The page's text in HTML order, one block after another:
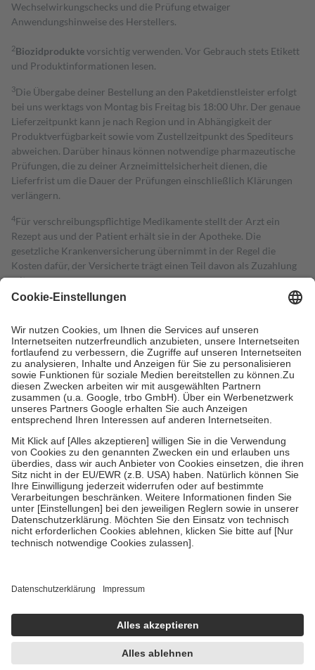
Wechselwirkungschecks und die Prüfung etwaiger
Anwendungshinweise des Herstellers.
2Biozidproduktevorsichtig verwenden. Vor Gebrauch stets Etikett
und Produktinformationen lesen.
3Die Übergabe deiner Bestellung an den Paketdienstleister erfolgt
bei uns werktags von Montag bis Freitag bis 18:00 Uhr. Der genaue
Lieferzeitpunkt kann je nach Region und in Abhängigkeit der
Produktverfügbarkeit sowie vom Zustellzeitpunkt des Spediteurs
abweichen. Darüber hinaus können notwendige pharmazeutische
Prüfungen, die zu deiner Arzneimittelsicherheit dienen, die
Lieferfrist um die Dauer der Prüfungen einschließlich Klärungen
verlängern.
4Für verschreibungspflichtige Medikamente stellt der Arzt ein
Rezept aus und der Patient erhält sie in der Apotheke. Die
gesetzliche Krankenversicherung übernimmt in der Regel die
Kosten dafür, der Versicherte trägt einen Teil davon als Zuzahlung
mit.
Grundsätzlich leisten Mitglieder Zuzahlungen in Höhe von zehn
höchstens zehn Euro.
Es sind jedoch nie mehr als die tatsächlichen
Kosten der Leistung zu entrichten.
Diese Regeln gelten grundsätzlich auch für Online-Apotheken.
Bei Heilmitteln und häuslicher Krankenpflege beträgt die
Zuzahlung zehn Prozent der Kosten sowie zehn Euro je
Verordnung.
Um das Engagement der Versicherten für ihre eigene Gesundheit zu
stärken und die besondere Stellung der Familie zu unterstützen,
fallenkeine Zuzahlungenan bei:
• Kindern und Jugendlichen bis zum vollendeten 18. Lebensjahr
mit Ausnahme der Fahrkosten
• Untersuchungen zur Vorsorge und Früherkennung, die von der
GKV getragen werden
• empfohlenen Schutzimpfungen
• Harn- und Blutteststreifen
getroffen, um sicherzustellen, dass es sich um echte Bewertungen
https://help.etrusted.com/hc/de/articles/4419944605341
Einige Bilder und Inhalte wurden unter Zuhilfenahme künstlicher